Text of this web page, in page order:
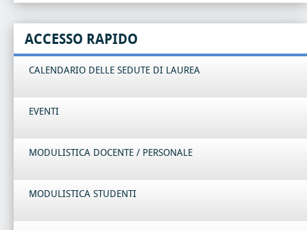
ACCESSO RAPIDO
CALENDARIO DELLE SEDUTE DI LAUREA
EVENTI
MODULISTICA DOCENTE / PERSONALE
MODULISTICA STUDENTI